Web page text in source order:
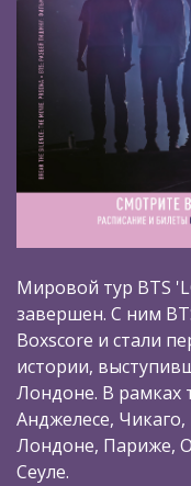
Мировой тур BTS
завершен. С ним
Boxscore и стали
истории,
Лондоне. В рамках
Анджелесе,
Лондоне, Париже,
Сеуле.